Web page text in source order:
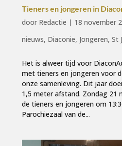
Tieners en jongeren in
door Redactie | 18 november
nieuws, Diaconie, Jongeren, St
Het is alweer tijd voor
met tieners en jongeren voor
onze samenleving. Dit jaar
1,5 meter afstand. Zondag 21
de tieners en jongeren om
Parochiezaal van de...